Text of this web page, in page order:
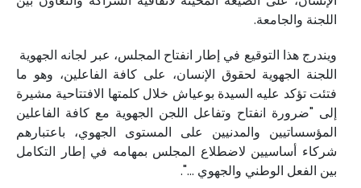
اللجنة والجامعة.
ويندرج هذا التوقيع في إطار انفتاح المجلس، عبر لجانه الجهوية
اللجنة الجهوية لحقوق الإنسان، على كافة الفاعلين، وهو ما
فتئت تؤكد عليه السيدة بوعياش خلال كلمتها الافتتاحية مشيرة
إلى "ضرورة انفتاح وتفاعل اللجن الجهوية مع كافة الفاعلين
المؤسساتيين والمدنيين على المستوى الجهوي، باعتبارهم
شركاء أساسيين لاضطلاع المجلس بمهامه في إطار التكامل
بين الفعل الوطني والجهوي ...".